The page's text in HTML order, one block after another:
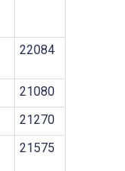
22084
21080
21270
21575